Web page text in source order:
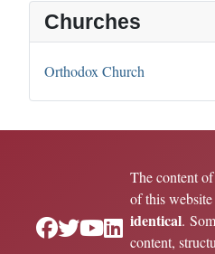
Churches
Orthodox Church
The content
of this
identical.
content,